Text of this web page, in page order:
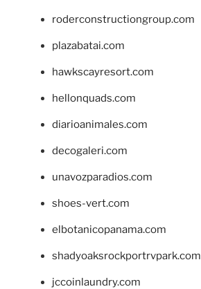
roderconstructiongroup.com
plazabatai.com
hawkscayresort.com
hellonquads.com
diarioanimales.com
decogaleri.com
unavozparadios.com
shoes-vert.com
elbotanicopanama.com
shadyoaksrockportrvpark.com
jccoinlaundry.com